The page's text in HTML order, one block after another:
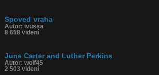
Spoveď vraha
Autor: ivussa
8 658 videní
June Carter and Luther Perkins
Autor: wolf45
2 503 videní